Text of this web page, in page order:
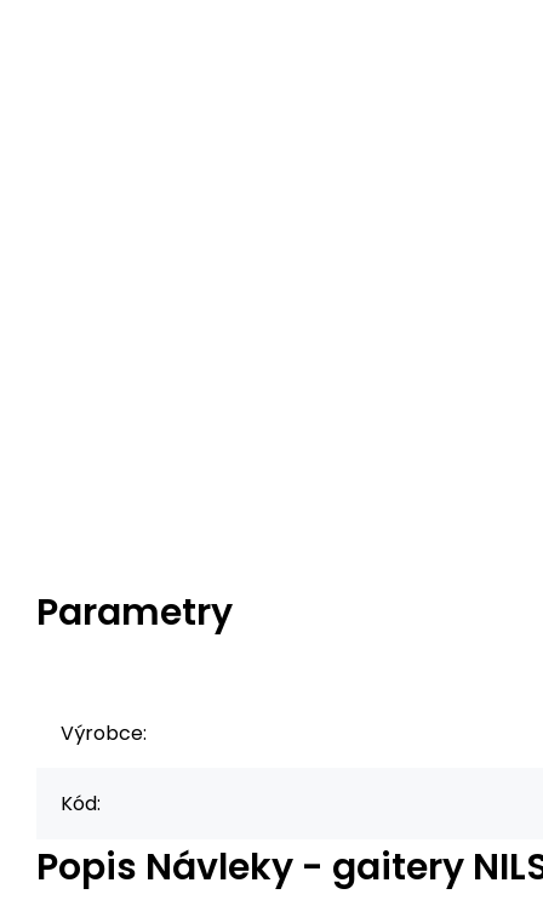
Parametry
Výrobce:
Kód:
Popis Návleky - gaitery